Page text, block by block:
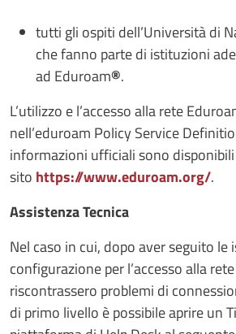
tutti gli ospiti dell’Università di
che fanno parte di istituzioni
ad Eduroam®.
L’utilizzo e l’accesso alla rete
nell’eduroam Policy Service
informazioni ufficiali sono
sito https://www.eduroam.org/.
Assistenza Tecnica
Nel caso in cui, dopo aver seguito le
configurazione per l’accesso alla
riscontrassero problemi di
di primo livello è possibileaprire un